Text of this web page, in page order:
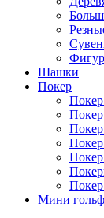
Шашки
Покер
Мини